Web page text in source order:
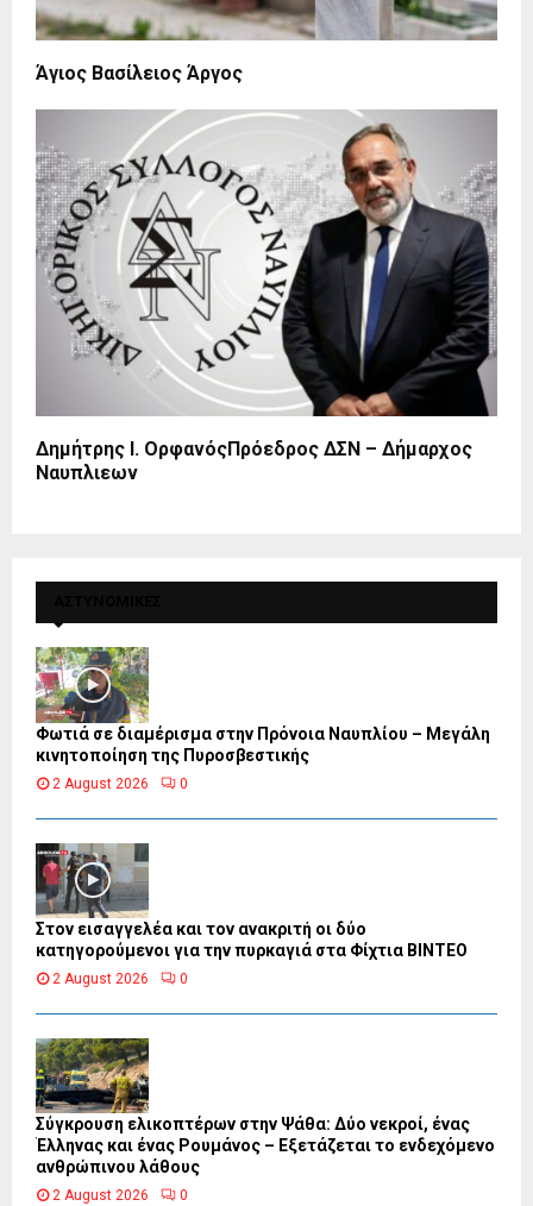
Άγιος Βασίλειος Άργος
Δημήτρης Ι. ΟρφανόςΠρόεδρος ΔΣΝ – Δήμαρχος
Ναυπλιεων
Φωτιά σε διαμέρισμα στην Πρόνοια Ναυπλίου – Μεγάλη
κινητοποίηση της Πυροσβεστικής
2 August 2026 0
Στον εισαγγελέα και τον ανακριτή οι δύο
κατηγορούμενοι για την πυρκαγιά στα Φίχτια ΒΙΝΤΕΟ
2 August 2026 0
Σύγκρουση ελικοπτέρων στην Ψάθα: Δύο νεκροί, ένας
Έλληνας και ένας Ρουμάνος – Εξετάζεται το ενδεχόμενο
ανθρώπινου λάθους
2 August 2026 0